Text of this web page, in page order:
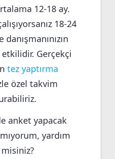
12-18 ay.
18-24
Gerçekçi
tez yaptırma
özel takvim
anket yapacak
yardım